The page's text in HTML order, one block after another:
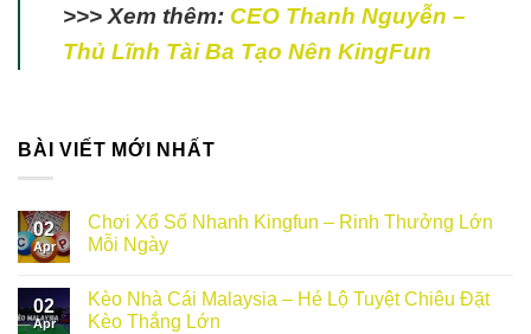
>>> Xem thêm: CEO Thanh Nguyễn –
Thủ Lĩnh Tài Ba Tạo Nên KingFun
BÀI VIẾT MỚI NHẤT
02
Apr
Chơi Xổ Số Nhanh Kingfun – Rinh Thưởng Lớn
Mỗi Ngày
02
Apr
Kèo Nhà Cái Malaysia – Hé Lộ Tuyệt Chiêu Đặt
Kèo Thắng Lớn